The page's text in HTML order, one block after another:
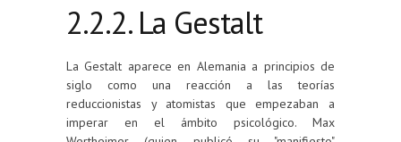
2.2.2. La Gestalt
La Gestalt aparece en Alemania a principios de
siglo como una reacción a las teorías
reduccionistas y atomistas que empezaban a
imperar en el ámbito psicológico. Max